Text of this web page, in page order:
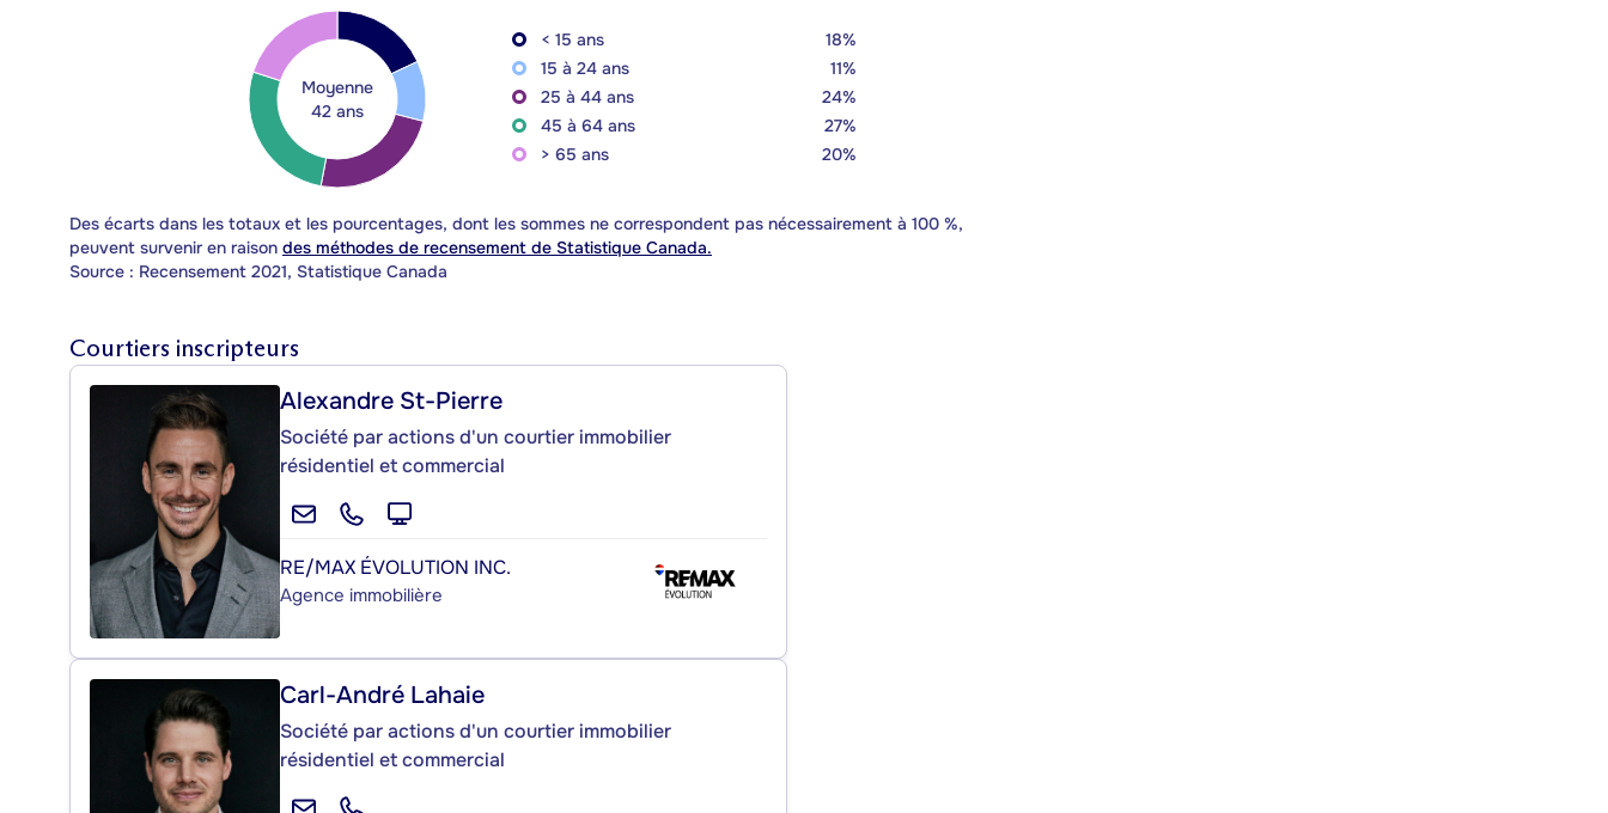
Moyenne
42 ans
< 15 ans
18%
15 à 24 ans
11%
25 à 44 ans
24%
45 à 64 ans
27%
> 65 ans
20%
Des écarts dans les totaux et les pourcentages, dont les sommes ne correspondent pas nécessairement à 100 %,
peuvent survenir en raison des méthodes de recensement de Statistique Canada.
Source : Recensement 2021, Statistique Canada
Courtiers inscripteurs
Alexandre St-Pierre
Société par actions d'un courtier immobilier
résidentiel et commercial
RE/MAX ÉVOLUTION INC.
Agence immobilière
Carl-André Lahaie
Société par actions d'un courtier immobilier
résidentiel et commercial